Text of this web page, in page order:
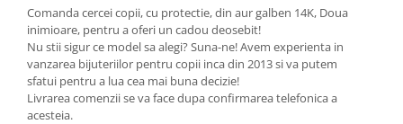
Comanda cercei copii, cu protectie, din aur galben 14K, Doua
inimioare, pentru a oferi un cadou deosebit!
Nu stii sigur ce model sa alegi? Suna-ne! Avem experienta in
vanzarea bijuteriilor pentru copii inca din 2013 si va putem
sfatui pentru a lua cea mai buna decizie!
Livrarea comenzii se va face dupa confirmarea telefonica a
acesteia.